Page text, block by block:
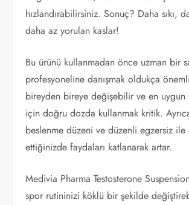
hızlandırabilirsiniz. Sonuç? Daha sıkı,
daha az yorulan kaslar!
Bu ürünü kullanmadan önce uzman bir
profesyoneline danışmak oldukça
bireyden bireye değişebilir ve en uygun
için doğru dozda kullanmak kritik.
beslenme düzeni ve düzenli egzersiz ile
ettiğinizde faydaları katlanarak artar.
Medivia Pharma Testosterone
spor rutininizi köklü bir şekilde